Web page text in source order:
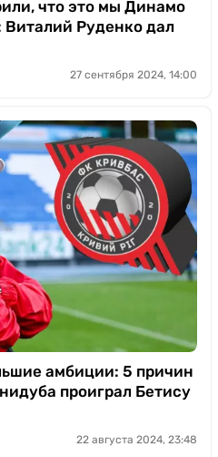
что это мы Динамо
Руденко дал
27 сентября 2024, 14:00
амбиции: 5 причин
проиграл Бетису
22 августа 2024, 23:48